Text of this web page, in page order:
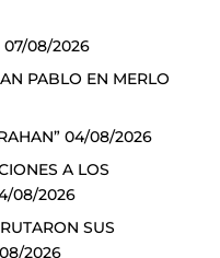
07/08/2026
PABLO EN MERLO
04/08/2026
A LOS
08/2026
SUS
2026